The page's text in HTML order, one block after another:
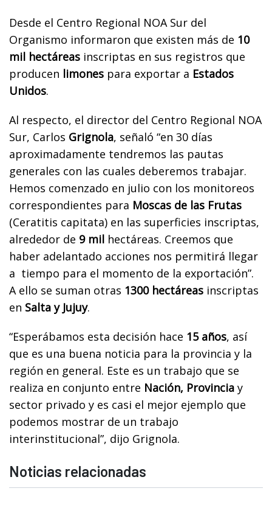
Desde el Centro Regional NOA Sur del
Organismo informaron que existen más de 10
mil hectáreas inscriptas en sus registros que
producen limones para exportar a Estados
Unidos.
Al respecto, el director del Centro Regional NOA
Sur, Carlos Grignola, señaló “en 30 días
aproximadamente tendremos las pautas
generales con las cuales deberemos trabajar.
Hemos comenzado en julio con los monitoreos
correspondientes para Moscas de las Frutas
(Ceratitis capitata) en las superficies inscriptas,
alrededor de 9 mil hectáreas. Creemos que
haber adelantado acciones nos permitirá llegar
a tiempo para el momento de la exportación”.
A ello se suman otras 1300 hectáreas inscriptas
en Salta y Jujuy.
“Esperábamos esta decisión hace 15 años, así
que es una buena noticia para la provincia y la
región en general. Este es un trabajo que se
realiza en conjunto entre Nación, Provincia y
sector privado y es casi el mejor ejemplo que
podemos mostrar de un trabajo
interinstitucional”, dijo Grignola.
Noticias relacionadas